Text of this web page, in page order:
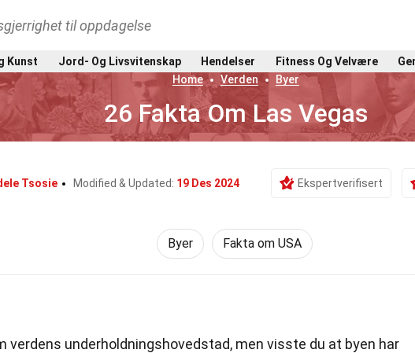
til oppdagelse
Kunst Jord- Og Livsvitenskap Hendelser Fitness Og Velvære
Home
Verden Byer
26 Fakta Om Las Vegas
Tsosie Modified & Updated: 19 Des 2024 Ekspertverifisert
Byer Fakta om USA
verdens underholdningshovedstad, men visste du at byen har